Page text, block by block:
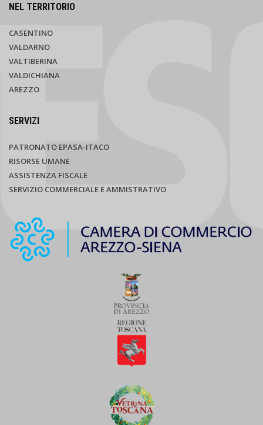
NEL TERRITORIO
CASENTINO
VALDARNO
VALTIBERINA
VALDICHIANA
AREZZO
SERVIZI
PATRONATO EPASA-ITACO
RISORSE UMANE
ASSISTENZA FISCALE
SERVIZIO COMMERCIALE E AMMISTRATIVO